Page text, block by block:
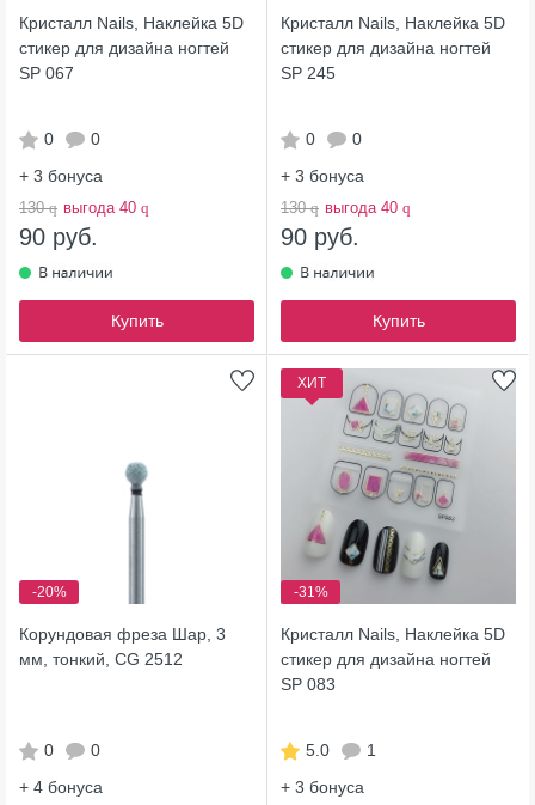
Кристалл Nails, Наклейка 5D
стикер для дизайна ногтей
SP 067
0
0
+ 3 бонуса
130q выгода 40 q
90 руб.
Купить
Кристалл Nails, Наклейка 5D
стикер для дизайна ногтей
SP 245
0
0
+ 3 бонуса
130q выгода 40 q
90 руб.
Купить
-20%
Корундовая фреза Шар, 3
мм, тонкий, CG 2512
0
0
+ 4 бонуса
ХИТ
-31%
Кристалл Nails, Наклейка 5D
стикер для дизайна ногтей
SP 083
5.0
1
+ 3 бонуса